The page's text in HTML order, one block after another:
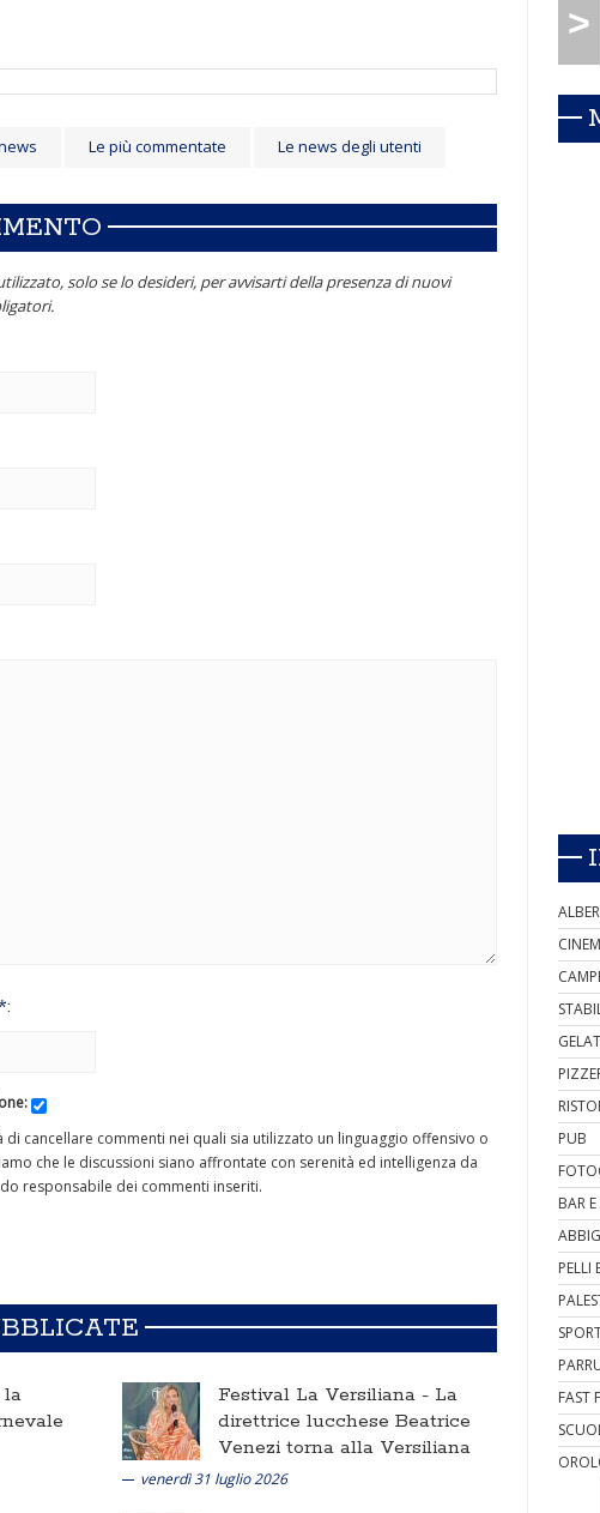
Le più commentate Le news degli utenti
solo se lo desideri, per avvisarti della presenza di nuovi
:
cancellare commenti nei quali sia utilizzato un linguaggio offensivo o
che le discussioni siano affrontate con serenità ed intelligenza da
responsabile dei commenti inseriti.
la
Festival La Versiliana - La
direttrice lucchese Beatrice
Venezi torna alla Versiliana
venerdì 31 luglio 2026
>
PUB
BAR
PELLI
FAST